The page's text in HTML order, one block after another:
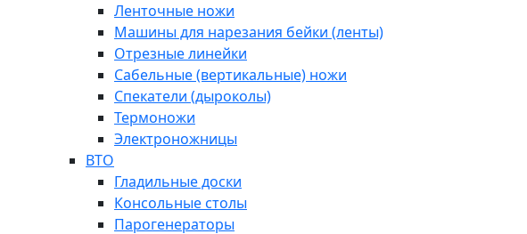
Ленточные ножи
Машины для нарезания бейки (ленты)
Отрезные линейки
Сабельные (вертикальные) ножи
Спекатели (дыроколы)
Термоножи
Электроножницы
ВТО
Гладильные доски
Консольные столы
Парогенераторы